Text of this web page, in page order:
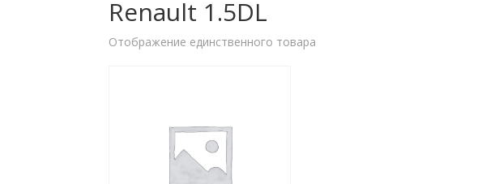
Renault 1.5DL
Отображение единственного товара